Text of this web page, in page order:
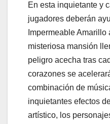
En esta inquietante y
jugadores deberán
Impermeable
misteriosa mansión
peligro acecha tras
corazones se
combinación de
inquietantes efectos
artístico, los